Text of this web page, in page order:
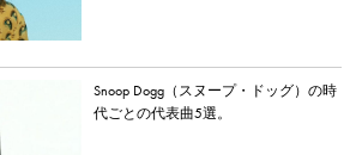
Snoop Dogg（スヌープ・ドッグ）の時
代ごとの代表曲5選。